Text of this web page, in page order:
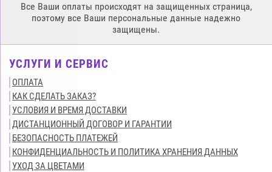
Все Ваши оплаты происходят на защищенных страница,
поэтому все Ваши персональные данные надежно
защищены.
УСЛУГИ И СЕРВИС
ОПЛАТА
КАК СДЕЛАТЬ ЗАКАЗ?
УСЛОВИЯ И ВРЕМЯ ДОСТАВКИ
ДИСТАНЦИОННЫЙ ДОГОВОР И ГАРАНТИИ
БЕЗОПАСНОСТЬ ПЛАТЕЖЕЙ
КОНФИДЕНЦИАЛЬНОСТЬ И ПОЛИТИКА ХРАНЕНИЯ ДАННЫХ
УХОД ЗА ЦВЕТАМИ